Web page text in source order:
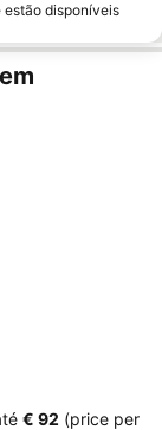
estão disponíveis
‎€ 92 (price per